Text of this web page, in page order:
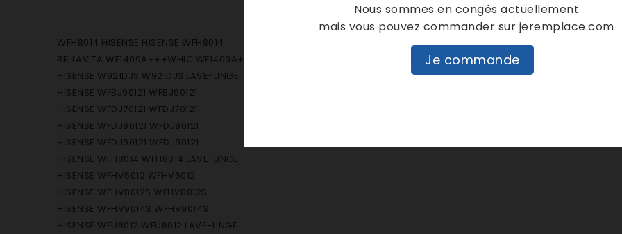
WFH8014 HISENSE HISENSE WFH8014
BELLAVITA WF1409A+++WHIC WF1409A+++WHIC
HISENSE W921DJS W921DJS LAVE-LINGE
HISENSE WFBJ90121 WFBJ90121
HISENSE WFDJ70121 WFDJ70121
HISENSE WFDJ80121 WFDJ80121
HISENSE WFDJ90121 WFDJ90121
HISENSE WFH8014 WFH8014 LAVE-LINGE
HISENSE WFHV6012 WFHV6012
HISENSE WFHV8012S WFHV8012S
HISENSE WFHV9014S WFHV9014S
HISENSE WFU6012 WFU6012 LAVE-LINGE
Nous sommes en congés actuellement
mais vous pouvez commander sur jeremplace.com
Je commande